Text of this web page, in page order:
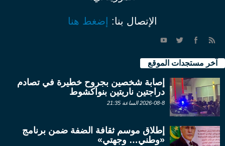
الإتصال بنا: إضغط هنا
آخر مستجدات الموقع
إصابة شخصين بجروح خطيرة في تصادم
دراجتين ناريتين بنواكشوط
2026-08-8 الساعة 21:35
إطلاق موسم ثقافة الضفة ضمن برنامج
«وطني… وجهتي»